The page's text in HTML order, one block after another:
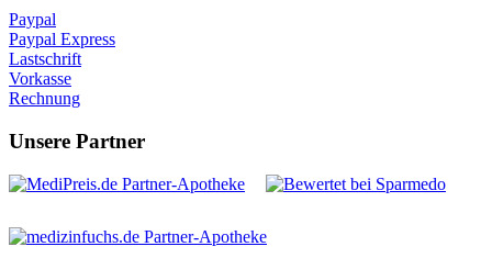
Paypal
Paypal Express
Lastschrift
Vorkasse
Rechnung
Unsere Partner